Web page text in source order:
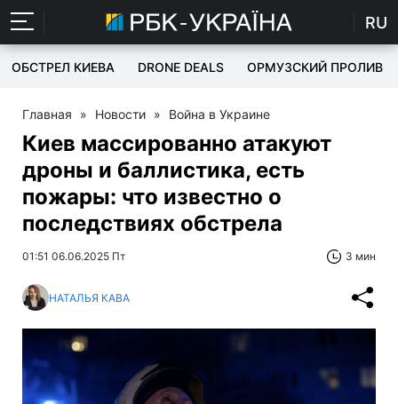
RU
ОБСТРЕЛ КИЕВА DRONE DEALS ОРМУЗСКИЙ ПРОЛИВ
Главная » Новости » Война в Украине
Киев массированно атакуют
дроны и баллистика, есть
пожары: что известно о
последствиях обстрела
01:51 06.06.2025 Пт 3 мин
НАТАЛЬЯ КАВА